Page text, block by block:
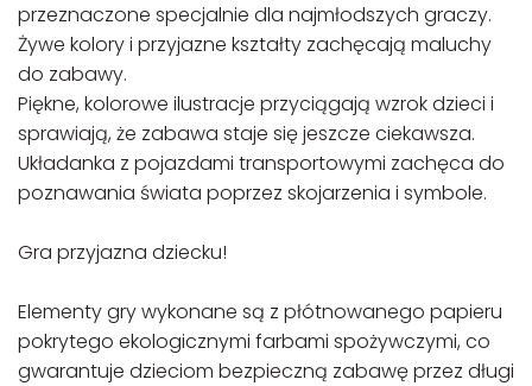
przeznaczone specjalnie dla najmłodszych graczy.
Żywe kolory i przyjazne kształty zachęcają maluchy
do zabawy.
Piękne, kolorowe ilustracje przyciągają wzrok dzieci i
sprawiają, że zabawa staje się jeszcze ciekawsza.
Układanka z pojazdami transportowymi zachęca do
poznawania świata poprzez skojarzenia i symbole.
Gra przyjazna dziecku!
Elementy gry wykonane są z płótnowanego papieru
pokrytego ekologicznymi farbami spożywczymi, co
gwarantuje dzieciom bezpieczną zabawę przez długi